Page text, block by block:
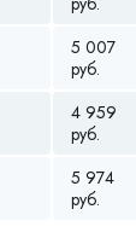
5 007
руб.
4 959
руб.
5 974
руб.